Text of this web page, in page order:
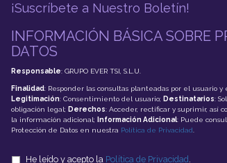
¡Suscríbete a Nuestro Boletín!
INFORMACIÓN BÁSICA SOBRE
DATOS
Responsable: GRUPO EVER TSI, S.L.U.
Finalidad: Responder las consultas planteadas por el usuario
Legitimación: Consentimiento del usuario; Destinatarios:
obligación legal; Derechos: Acceder, rectificar y suprimir, así
la información adicional;
Información Adicional: Puede
Protección de Datos en nuestra Política de Privacidad.
He leído y acepto la Política de Privacidad .